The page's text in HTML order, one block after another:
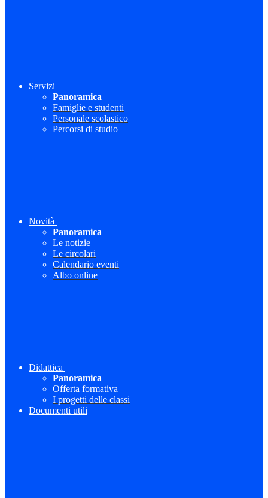
Servizi
Panoramica
Famiglie e studenti
Personale scolastico
Percorsi di studio
Novità
Panoramica
Le notizie
Le circolari
Calendario eventi
Albo online
Didattica
Panoramica
Offerta formativa
I progetti delle classi
Documenti utili